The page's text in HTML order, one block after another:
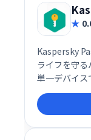
Kaspersky
ライフを守
単一デバイス
ます。年間
AES-256暗号
能も備えて
理し、安全な